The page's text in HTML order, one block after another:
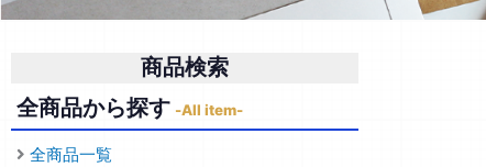
商品検索
全商品から探す -All item-
全商品一覧